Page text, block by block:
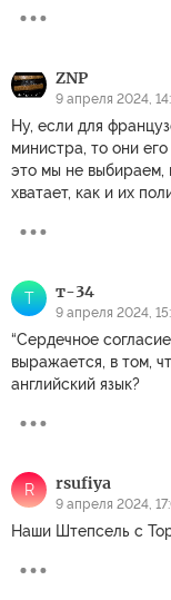
ZNP
9 апреля 2024,
Ну, если для
министра, то они
это мы не выбираем,
хватает, как и их
Т т-34
9 апреля 2024,
“Сердечное
выражается, в том,
английский язык?
R rsufiya
9 апреля 2024,
Наши Штепсель с